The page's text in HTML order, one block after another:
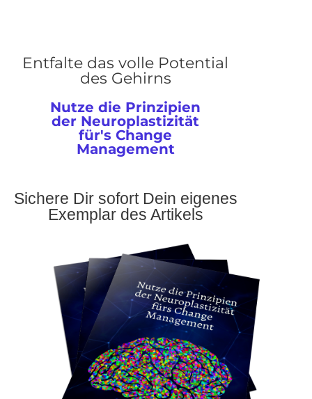
Entfalte das volle Potential
des Gehirns
Nutze die Prinzipien
der Neuroplastizität
für's Change
Management
Sichere Dir sofort Dein eigenes
Exemplar des Artikels